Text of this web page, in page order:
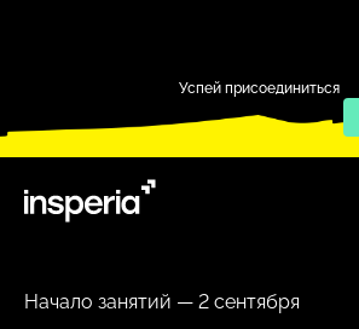
Успей присоединиться
Начало занятий — 2 сентября